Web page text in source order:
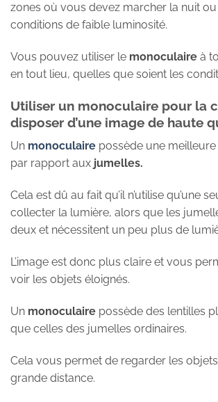
zones où vous devez marcher la nuit
conditions de faible luminosité.
Vous pouvez utiliser le monoculaire à
en tout lieu, quelles que soient les
Utiliser un monoculaire pour la
disposer d’une image de haute
Un monoculaire possède une meilleure
par rapport aux jumelles.
Cela est dû au fait qu’il n’utilise qu’une
collecter la lumière, alors que les
deux et nécessitent un peu plus de
L’image est donc plus claire et vous
voir les objets éloignés.
Un monoculaire possède des lentilles
que celles des jumelles ordinaires.
Cela vous permet de regarder les
grande distance.